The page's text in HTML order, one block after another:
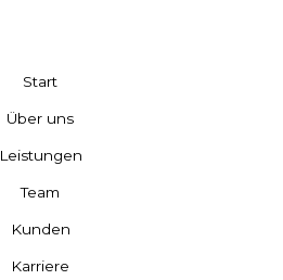
Start
Über uns
Leistungen
Team
Kunden
Karriere